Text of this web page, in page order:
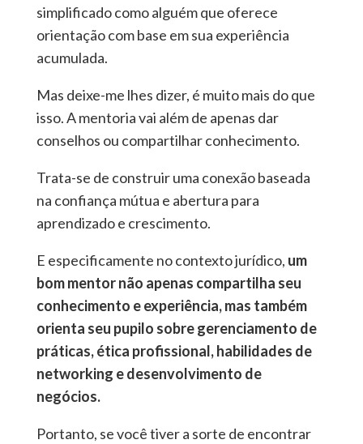
simplificado como alguém que oferece
orientação com base em sua experiência
acumulada.
Mas deixe-me lhes dizer, é muito mais do que
isso. A mentoria vai além de apenas dar
conselhos ou compartilhar conhecimento.
Trata-se de construir uma conexão baseada
na confiança mútua e abertura para
aprendizado e crescimento.
E especificamente no contexto jurídico, um
bom mentor não apenas compartilha seu
conhecimento e experiência, mas também
orienta seu pupilo sobre gerenciamento de
práticas, ética profissional, habilidades de
networking e desenvolvimento de
negócios.
Portanto, se você tiver a sorte de encontrar